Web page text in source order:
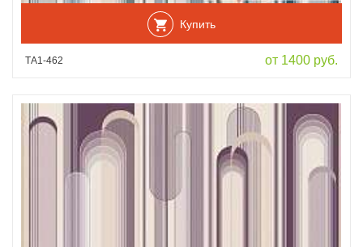
Купить
ТА1-462 от 1400 руб.